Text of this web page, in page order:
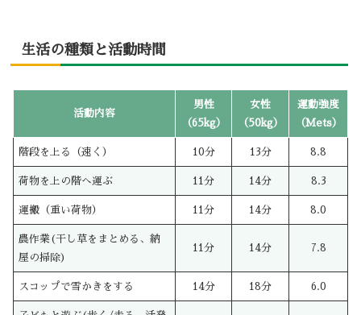
生活の種類と活動時間
活動内容
男性
（65kg）
女性
（50kg）
運動強度
（Mets）
階段を上る（速く） 10分 13分 8.8
荷物を上の階へ運ぶ 11分 14分 8.3
運搬（重い荷物） 11分 14分 8.0
農作業(干し草をまとめる、納
屋の掃除)
11分 14分 7.8
スコップで雪かきをする 14分 18分 6.0